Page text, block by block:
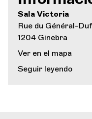
Sala Victoria
Rue du Général-
1204 Ginebra
Ver en el mapa
Seguir leyendo